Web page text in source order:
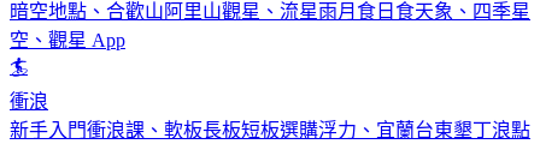
暗空地點、合歡山阿里山觀星、流星雨月食日食天象、四季星
空、觀星 App
🏄
衝浪
新手入門衝浪課、軟板長板短板選購浮力、宜蘭台東墾丁浪點